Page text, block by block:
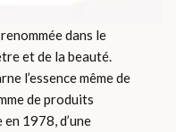
dans le
et de la beauté.
l’essence même de
de produits
1978, d’une